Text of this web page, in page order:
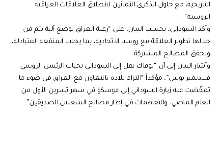
التاريخية، مع حلول الذكرى الثمانين لانطلاق العلاقات العراقية
الروسية”.
وأكد السوداني، بحسب البيان، على “رغبة العراق بوضع آلية يتم من
خلالها تطوير العلاقة مع روسيا الاتحادية، بما يجلب المنفعة المتبادلة،
ويحقق المصالح المشتركة.
وأشار البيان إلى أن “نوفاك نقل إلى السوداني تحيات الرئيس الروسي
فلاديمير بوتين”، مؤكداً “التزام بلاده بالتعاون مع العراق في ضوء ما
تمخّضت عنه زيارة السوداني إلى موسكو في شهر تشرين الأول من
العام الماضي، والتفاهمات في إطار مصالح الشعبين الصديقين”